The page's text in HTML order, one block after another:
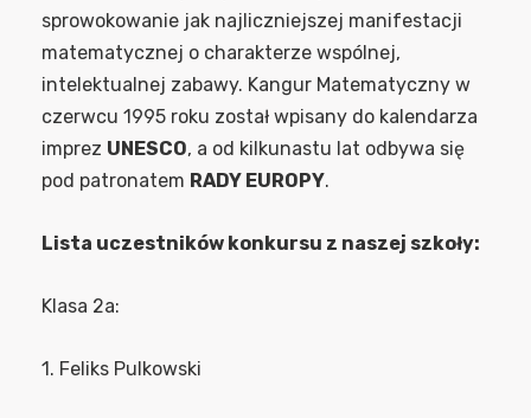
sprowokowanie jak najliczniejszej manifestacji
matematycznej o charakterze wspólnej,
intelektualnej zabawy. Kangur Matematyczny w
czerwcu 1995 roku został wpisany do kalendarza
imprez UNESCO, a od kilkunastu lat odbywa się
pod patronatem RADY EUROPY.
Lista uczestników konkursu z naszej szkoły:
Klasa 2a:
1. Feliks Pulkowski